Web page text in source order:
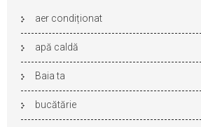
aer condiționat
apă caldă
Baia ta
bucătărie